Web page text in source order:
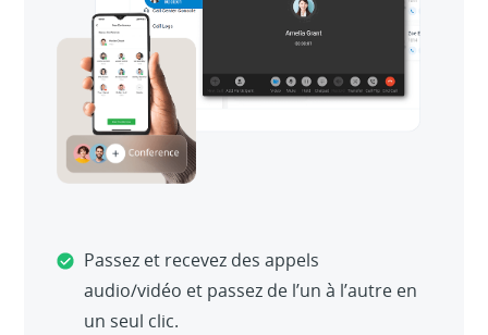
Passez et recevez des appels
audio/vidéo et passez de l’un à l’autre en
un seul clic.